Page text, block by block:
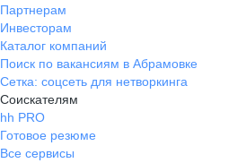
Партнерам
Инвесторам
Каталог компаний
Поиск по вакансиям в Абрамовке
Сетка: соцсеть для нетворкинга
Соискателям
hh PRO
Готовое резюме
Все сервисы